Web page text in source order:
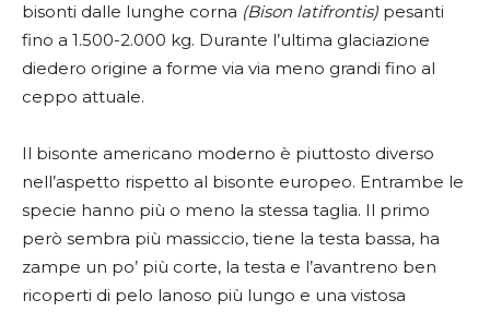
bisonti dalle lunghe corna (Bison latifrontis) pesanti
fino a 1.500-2.000 kg. Durante l’ultima glaciazione
diedero origine a forme via via meno grandi fino al
ceppo attuale.
Il bisonte americano moderno è piuttosto diverso
nell’aspetto rispetto al bisonte europeo. Entrambe le
specie hanno più o meno la stessa taglia. Il primo
però sembra più massiccio, tiene la testa bassa, ha
zampe un po’ più corte, la testa e l’avantreno ben
ricoperti di pelo lanoso più lungo e una vistosa